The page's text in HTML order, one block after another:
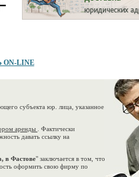
ON-LINE
субъекта юр. лица, указанное
аренды
. Фактически
давать ссылку на
в Фастове" заключается в том, что
оформить свою фирму по